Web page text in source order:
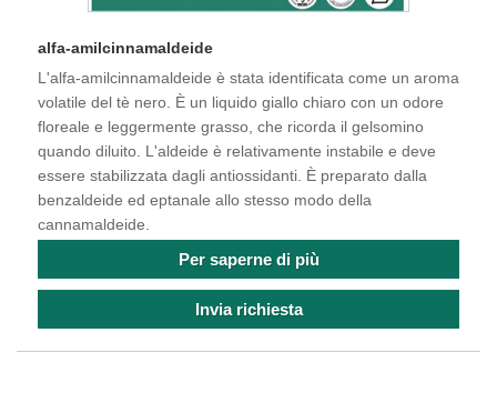
alfa-amilcinnamaldeide
L'alfa-amilcinnamaldeide è stata identificata come un aroma
volatile del tè nero. È un liquido giallo chiaro con un odore
floreale e leggermente grasso, che ricorda il gelsomino
quando diluito. L'aldeide è relativamente instabile e deve
essere stabilizzata dagli antiossidanti. È preparato dalla
benzaldeide ed eptanale allo stesso modo della
cannamaldeide.
Per saperne di più
Invia richiesta